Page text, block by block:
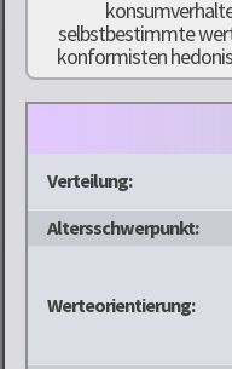
Verteilung:
Altersschwerpunkt:
Werteorientierung: